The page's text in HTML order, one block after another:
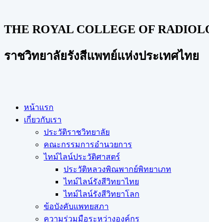
THE ROYAL COLLEGE OF
ราชวิทยาลัยรังสีแพทย์แห่งประเทศไทย
หน้าแรก
เกี่ยวกับเรา
ประวัติราชวิทยาลัย
คณะกรรมการอำนวยการ
ไทม์ไลน์ประวัติศาสตร์
ประวัติหลวงพิณพากย์พิทยาเภท
ไทม์ไลน์รังสีวิทยาไทย
ไทม์ไลน์รังสีวิทยาโลก
ข้อบังคับแพทยสภา
ความร่วมมือระหว่างองค์กร